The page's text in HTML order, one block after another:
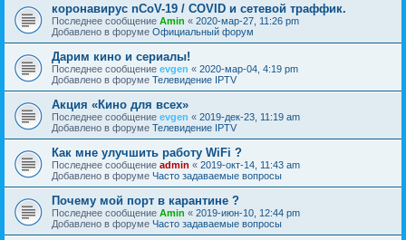
коронавирус nCoV-19 / COVID и сетевой траффик.
Последнее сообщение Amin « 2020-мар-27, 11:26 pm
Добавлено в форуме Официальный форум
Дарим кино и сериалы!
Последнее сообщение evgen « 2020-мар-04, 4:19 pm
Добавлено в форуме Телевидение IPTV
Акция «Кино для всех»
Последнее сообщение evgen « 2019-дек-23, 11:19 am
Добавлено в форуме Телевидение IPTV
Как мне улучшить работу WiFi ?
Последнее сообщение admin « 2019-окт-14, 11:43 am
Добавлено в форуме Часто задаваемые вопросы
Почему мой порт в карантине ?
Последнее сообщение Amin « 2019-июн-10, 12:44 pm
Добавлено в форуме Часто задаваемые вопросы